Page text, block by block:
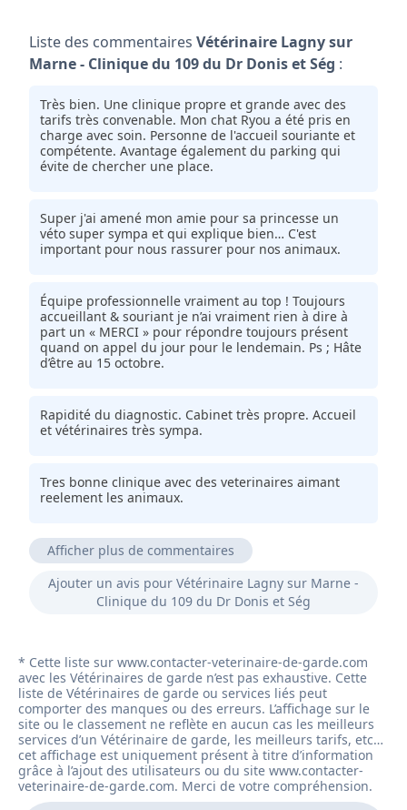
Liste des commentaires Vétérinaire Lagny sur
Marne - Clinique du 109 du Dr Donis et Ség :
Très bien. Une clinique propre et grande avec des
tarifs très convenable. Mon chat Ryou a été pris en
charge avec soin. Personne de l'accueil souriante et
compétente. Avantage également du parking qui
évite de chercher une place.
Super j'ai amené mon amie pour sa princesse un
véto super sympa et qui explique bien… C'est
important pour nous rassurer pour nos animaux.
Équipe professionnelle vraiment au top ! Toujours
accueillant & souriant je n’ai vraiment rien à dire à
part un « MERCI » pour répondre toujours présent
quand on appel du jour pour le lendemain. Ps ; Hâte
d’être au 15 octobre.
Rapidité du diagnostic. Cabinet très propre. Accueil
et vétérinaires très sympa.
Tres bonne clinique avec des veterinaires aimant
reelement les animaux.
Afficher plus de commentaires
Franchement j'y suis allée par pur hasard, quel
bonheur d'avoir affaire à des vrais professionnels, et
qui ont su prendre en charge mon chien, aujourd'hui
Propre climatisé accueil aux petits soins pour mon
vieil amour de chat.
Bon accueil. Personnel compétent. Place de parking
assure.
Ajouter un avis pour Vétérinaire Lagny sur Marne -
Clinique du 109 du Dr Donis et Ség